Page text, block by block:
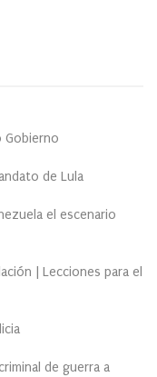
Gobierno
de Lula
el escenario
| Lecciones para el
de guerra a